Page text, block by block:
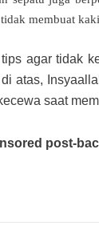
membuat
tips agar tidak
atas,
saat
post-